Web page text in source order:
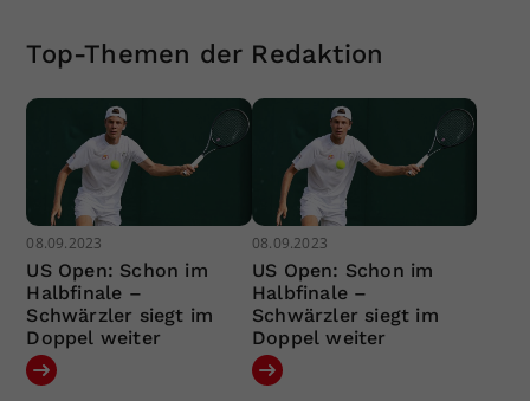
Top-Themen der Redaktion
08.09.2023
US Open: Schon im
Halbfinale –
Schwärzler siegt im
Doppel weiter
08.09.2023
US Open: Schon im
Halbfinale –
Schwärzler siegt im
Doppel weiter